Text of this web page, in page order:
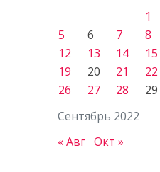
Сентябрь 2022
1
5
6 7 8
12
13 14 15
19
20 21 22
26
27 28 29
« Авг Окт »